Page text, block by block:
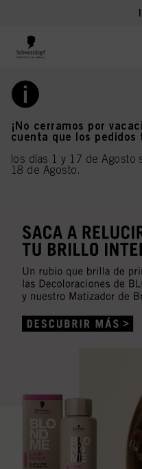
¡No cerramos por
cuenta que los
los días 1 y 17 de Agosto
18 de Agosto.